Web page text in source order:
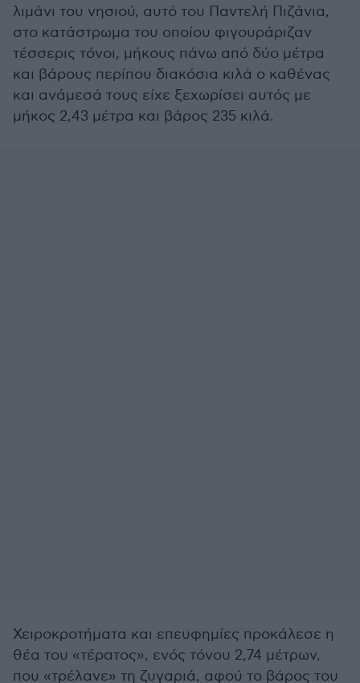
λιμάνι του νησιού, αυτό του Παντελή Πιζάνια,
στο κατάστρωμα του οποίου φιγουράριζαν
τέσσερις τόνοι, μήκους πάνω από δύο μέτρα
και βάρους περίπου διακόσια κιλά ο καθένας
και ανάμεσά τους είχε ξεχωρίσει αυτός με
μήκος 2,43 μέτρα και βάρος 235 κιλά.
Χειροκροτήματα και επευφημίες προκάλεσε η
θέα του «τέρατος», ενός τόνου 2,74 μέτρων,
που «τρέλανε» τη ζυγαριά, αφού το βάρος του